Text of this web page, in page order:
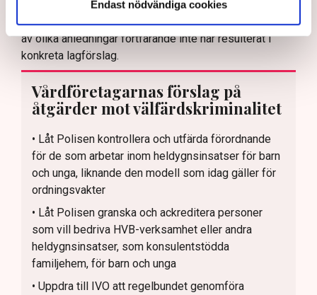
Endast nödvändiga cookies
justitieutskottet. I skrivelsen påminner organisationen
om ett antal förslag som lagts fram tidigare, men som
av olika anledningar fortfarande inte har resulterat i
konkreta lagförslag.
Vårdföretagarnas förslag på
åtgärder mot välfärdskriminalitet
• Låt Polisen kontrollera och utfärda förordnande
för de som arbetar inom heldygnsinsatser för barn
och unga, liknande den modell som idag gäller för
ordningsvakter
• Låt Polisen granska och ackreditera personer
som vill bedriva HVB-verksamhet eller andra
heldygnsinsatser, som konsulentstödda
familjehem, för barn och unga
• Uppdra till IVO att regelbundet genomföra